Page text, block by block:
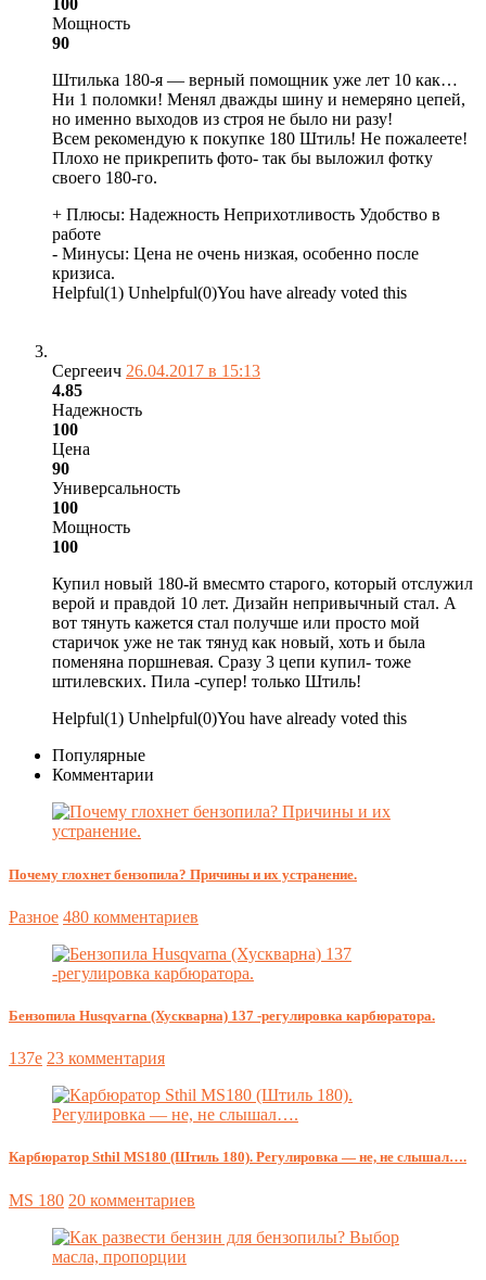
100
Мощность
90
Штилька 180-я — верный помощник уже лет 10 как…
Ни 1 поломки! Менял дважды шину и немеряно цепей,
но именно выходов из строя не было ни разу!
Всем рекомендую к покупке 180 Штиль! Не пожалеете!
Плохо не прикрепить фото- так бы выложил фотку
своего 180-го.
+ Плюсы: Надежность Неприхотливость Удобство в
работе
- Минусы: Цена не очень низкая, особенно после
кризиса.
Helpful(1) Unhelpful(0)You have already voted this
Сергееич 26.04.2017 в 15:13
4.85
Надежность
100
Цена
90
Универсальность
100
Мощность
100
Купил новый 180-й вмесмто старого, который отслужил
верой и правдой 10 лет. Дизайн непривычный стал. А
вот тянуть кажется стал получше или просто мой
старичок уже не так тянуд как новый, хоть и была
поменяна поршневая. Сразу 3 цепи купил- тоже
штилевских. Пила -супер! только Штиль!
Helpful(1) Unhelpful(0)You have already voted this
Популярные
Комментарии
Почему глохнет бензопила? Причины и их устранение.
Разное 480 комментариев
Бензопила Husqvarna (Хускварна) 137 -регулировка карбюратора.
137e 23 комментария
Карбюратор Sthil MS180 (Штиль 180). Регулировка — не, не слышал….
MS 180 20 комментариев